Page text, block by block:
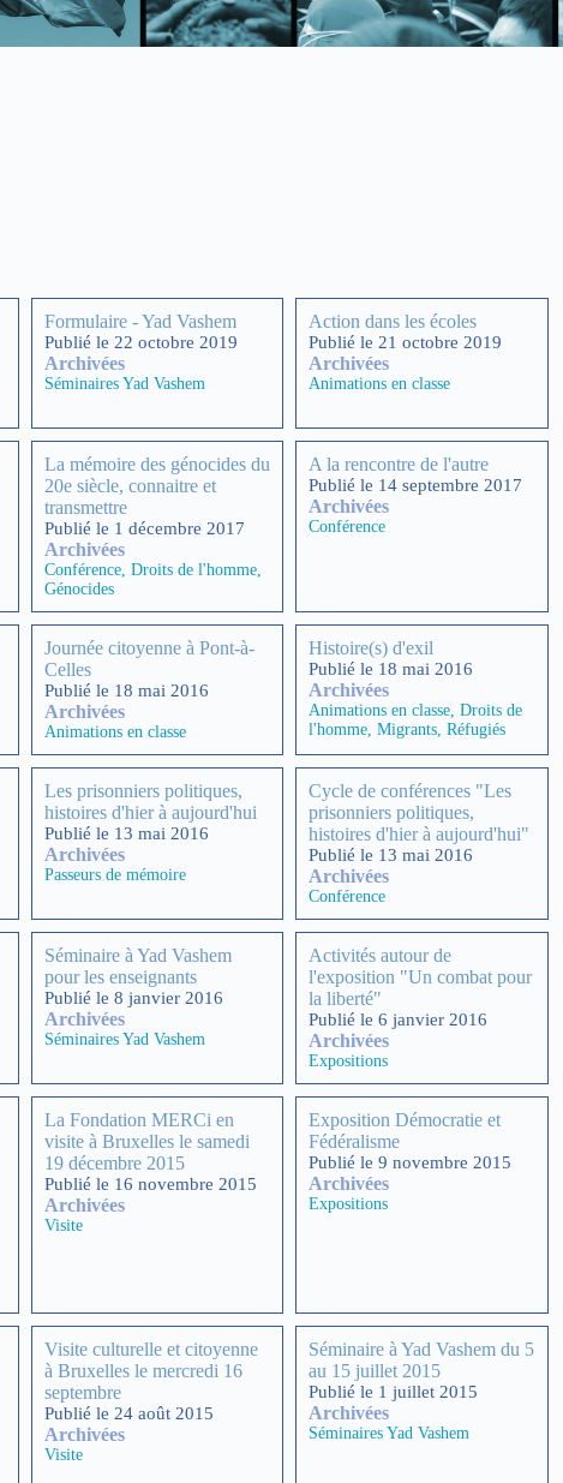
Formulaire - Yad Vashem
Publié le 22 octobre 2019
Archivées
Séminaires Yad Vashem
Action dans les écoles
Publié le 21 octobre 2019
Archivées
Animations en classe
La mémoire des génocides du
20e siècle, connaitre et
transmettre
Publié le 1 décembre 2017
Archivées
Conférence, Droits de l'homme,
Génocides
A la rencontre de l'autre
Publié le 14 septembre 2017
Archivées
Conférence
Journée citoyenne à Pont-à-
Celles
Publié le 18 mai 2016
Archivées
Animations en classe
Histoire(s) d'exil
Publié le 18 mai 2016
Archivées
Animations en classe ,Droits de
l'homme ,Migrants ,Réfugiés
Les prisonniers politiques,
histoires d'hier à aujourd'hui
Publié le 13 mai 2016
Archivées
Passeurs de mémoire
Cycle de conférences "Les
prisonniers politiques,
histoires d'hier à aujourd'hui"
Publié le 13 mai 2016
Archivées
Conférence
Séminaire à Yad Vashem
pour les enseignants
Publié le 8 janvier 2016
Archivées
Séminaires Yad Vashem
Activités autour de
l'exposition "Un combat pour
la liberté"
Publié le 6 janvier 2016
Archivées
Expositions
La Fondation MERCi en
visite à Bruxelles le samedi
19 décembre 2015
Publié le 16 novembre 2015
Archivées
Visite
Exposition Démocratie et
Fédéralisme
Publié le 9 novembre 2015
Archivées
Expositions
Visite culturelle et citoyenne
à Bruxelles le mercredi 16
septembre
Publié le 24 août 2015
Archivées
Visite
Séminaire à Yad Vashem du 5
au 15 juillet 2015
Publié le 1 juillet 2015
Archivées
Séminaires Yad Vashem